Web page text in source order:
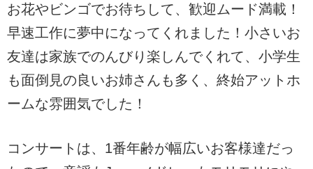
お花やビンゴでお待ちして、歓迎ムード満載！
早速工作に夢中になってくれました！小さいお
友達は家族でのんびり楽しんでくれて、小学生
も面倒見の良いお姉さんも多く、終始アットホ
ームな雰囲気でした！
コンサートは、1番年齢が幅広いお客様達だっ